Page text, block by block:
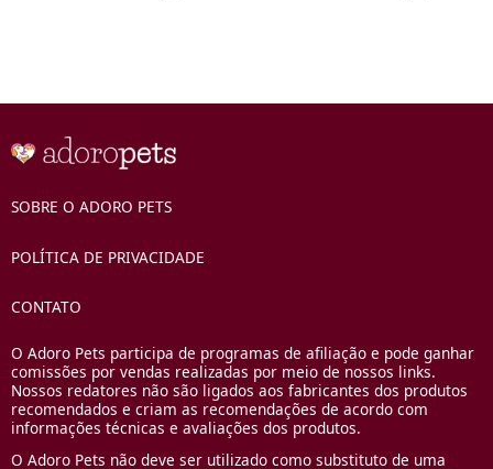
SOBRE O ADORO PETS
POLÍTICA DE PRIVACIDADE
CONTATO
O Adoro Pets participa de programas de afiliação e pode ganhar
comissões por vendas realizadas por meio de nossos links.
Nossos redatores não são ligados aos fabricantes dos produtos
recomendados e criam as recomendações de acordo com
informações técnicas e avaliações dos produtos.
O Adoro Pets não deve ser utilizado como substituto de uma